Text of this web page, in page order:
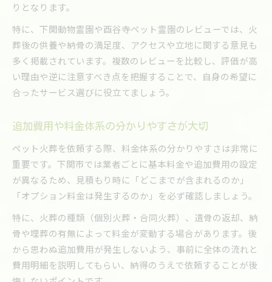
りとなります。
特に、下関動物霊園や酉谷寺ペット霊園のレビューでは、火
葬後の供養や納骨の満足度、アクセスや立地に関する意見も
多く掲載されています。複数のレビューを比較し、評価が高
い理由や逆に注意すべき点を把握することで、自身の希望に
合ったサービス選びに役立てましょう。
追加費用や料金体系の分かりやすさが大切
ペット火葬を依頼する際、料金体系の分かりやすさは非常に
重要です。下関市では業者ごとに基本料金や追加費用の設定
が異なるため、見積もり時に「どこまでが含まれるのか」
「オプション料金は発生するのか」を必ず確認しましょう。
特に、火葬の種類（個別火葬・合同火葬）、遺骨の返却、納
骨や埋葬の有無によって料金が変動する場合があります。後
から思わぬ追加費用が発生しないよう、事前に全体の流れと
費用明細を説明してもらい、納得のうえで依頼することが後